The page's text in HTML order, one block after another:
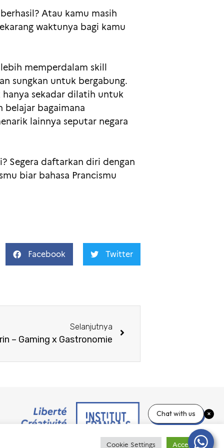
Atau kamu masih
waktunya bagi kamu
memperdalam skill
sungkan untuk bergabung.
sekadar dilatih untuk
belajar bagaimana
lainnya seputar negara
Segera daftarkan diri dengan
biar bahasa Prancismu
Facebook Twitter
Selanjutnya
– Gaming x Gastronomie
Cookie Settings Accept All
Chat with us